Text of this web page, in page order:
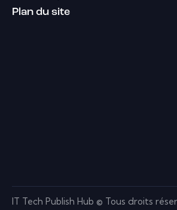
Plan du site
IT Tech Publish Hub © Tous droits